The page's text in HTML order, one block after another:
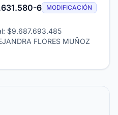
6
MODIFICACIÓN
$9.687.693.485
FLORES MUÑOZ